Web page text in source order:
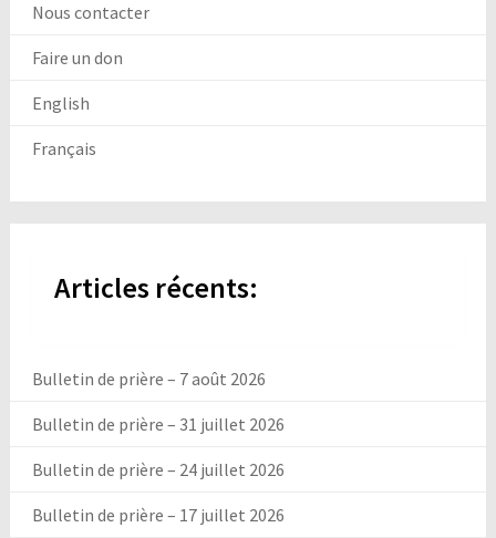
Nous contacter
Faire un don
English
Français
Articles récents:
Bulletin de prière – 7 août 2026
Bulletin de prière – 31 juillet 2026
Bulletin de prière – 24 juillet 2026
Bulletin de prière – 17 juillet 2026